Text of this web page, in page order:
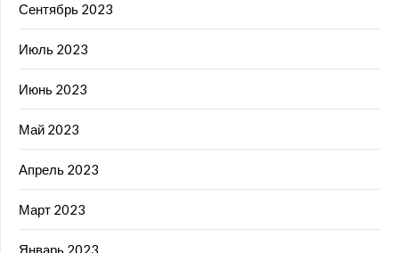
Сентябрь 2023
Июль 2023
Июнь 2023
Май 2023
Апрель 2023
Март 2023